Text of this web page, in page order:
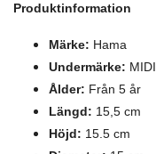
Produktinformation
Märke: Hama
Undermärke: MIDI
Ålder: Från 5 år
Längd: 15,5 cm
Höjd: 15.5 cm